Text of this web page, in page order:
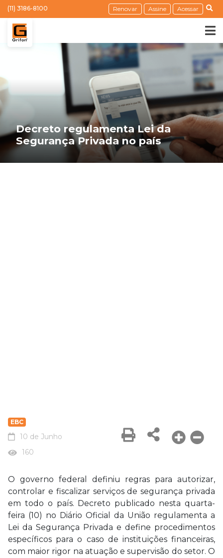
(11) 3186-8100 Renovar Assine Acessar
Decreto regulamenta Lei da
Segurança Privada no país
EBC
10 de Junho
160
O governo federal definiu regras para autorizar,
controlar e fiscalizar serviços de segurança privada
em todo o país. Decreto publicado nesta quarta-
feira (10) no Diário Oficial da União regulamenta a
Lei da Segurança Privada e define procedimentos
específicos para o caso de instituições financeiras,
com maior rigor na atuação e supervisão do setor. O